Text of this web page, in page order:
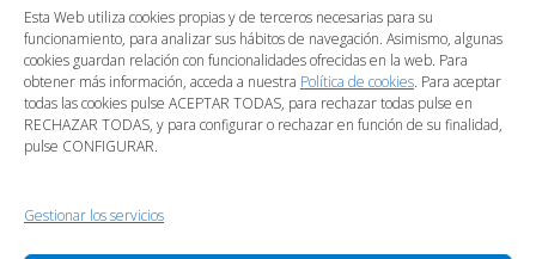
Esta Web utiliza cookies propias y de terceros necesarias para su
funcionamiento, para analizar sus hábitos de navegación. Asimismo, algunas
cookies guardan relación con funcionalidades ofrecidas en la web. Para
obtener más información, acceda a nuestra Política de cookies. Para aceptar
todas las cookies pulse ACEPTAR TODAS, para rechazar todas pulse en
RECHAZAR TODAS, y para configurar o rechazar en función de su finalidad,
pulse CONFIGURAR.
Gestionar los servicios